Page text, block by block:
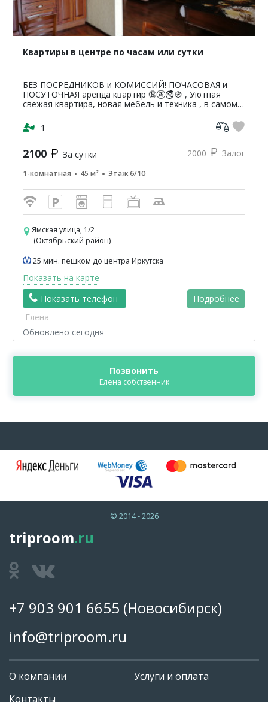
Квартиры в центре по часам или сутки
БЕЗ ПОСРЕДНИКОВ и КОМИССИЙ! ПОЧАСОВАЯ и
ПОСУТОЧНАЯ аренда квартир 🔞🚱🚭🚯 , Уютная
свежая квартира, новая мебель и техника , в самом
, А.Невско...
1
2100 За сутки 2000 Залог
1-комнатная 45 м² Этаж 6/10
Ямская улица, 1/2
(Октябрьский район)
25 мин. пешком до центра Иркутска
Показать на карте
Показать телефон
Подробнее
Елена
Обновлено сегодня
Позвонить
Елена собственник
© 2014 - 2026
triproom.ru
+7 903 901 6655 (Новосибирск)
info@triproom.ru
О компании
Контакты
Услуги и оплата